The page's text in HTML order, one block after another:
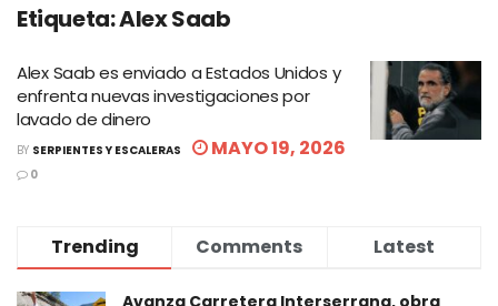
Etiqueta:Alex Saab
Alex Saab es enviado a Estados Unidos y
enfrenta nuevas investigaciones por
lavado de dinero
BY SERPIENTES Y ESCALERAS MAYO 19, 2026
0
Trending Comments Latest
Avanza Carretera Interserrana, obra